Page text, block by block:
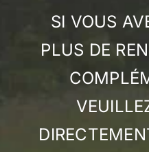
SI VOUS
PLUS DE